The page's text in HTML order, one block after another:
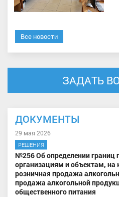
Все новости
ЗАДАТЬ
ДОКУМЕНТЫ
29 мая 2026
РЕШЕНИЯ
№256 Об определении границ
организациям и объектам, на
розничная продажа
продажа алкогольной
общественного питания